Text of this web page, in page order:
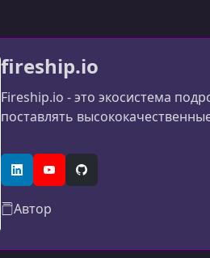
fireship.io
Fireship.io - это экосистема
поставлять
LinkedInYouTubeGitHub
Автор